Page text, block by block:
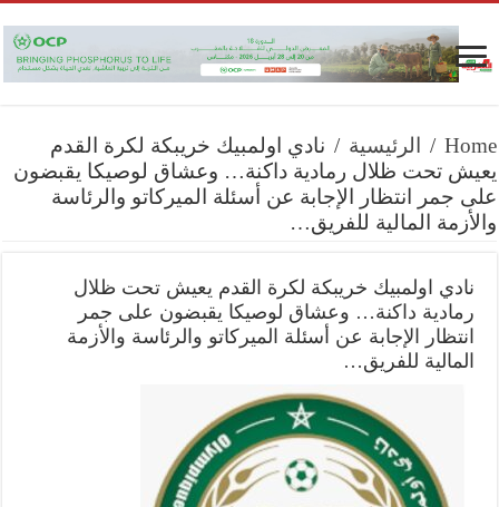
Home
/ الرئيسية / نادي اولمبيك خريبكة لكرة القدم
يعيش تحت ظلال رمادية داكنة… وعشاق لوصيكا يقبضون
على جمر انتظار الإجابة عن أسئلة الميركاتو والرئاسة
والأزمة المالية للفريق…
نادي اولمبيك خريبكة لكرة القدم يعيش تحت ظلال
رمادية داكنة… وعشاق لوصيكا يقبضون على جمر
انتظار الإجابة عن أسئلة الميركاتو والرئاسة والأزمة
المالية للفريق…